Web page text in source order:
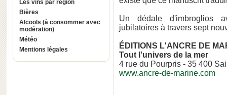
Les vins par région
Bières
Alcools (à consommer avec
modération)
Météo
Mentions légales
Un dédale d'imbroglios
jubilatoires à travers sept
ÉDITIONS L'ANCRE DE
Tout l'univers de la mer
4 rue du Pourpris - 35 400
www.ancre-de-marine.com